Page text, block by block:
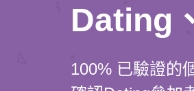
Dating
100% 已驗證的